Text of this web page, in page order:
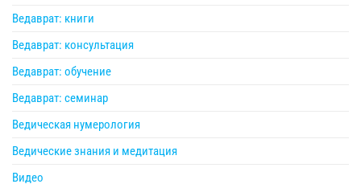
Ведаврат: книги
Ведаврат: консультация
Ведаврат: обучение
Ведаврат: семинар
Ведическая нумерология
Ведические знания и медитация
Видео